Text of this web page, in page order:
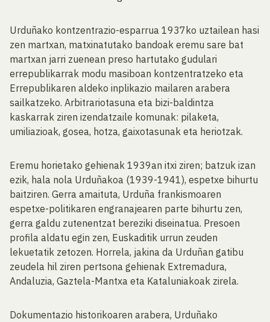
Urduñako kontzentrazio-esparrua 1937ko uztailean hasi
zen martxan, matxinatutako bandoak eremu sare bat
martxan jarri zuenean preso hartutako gudulari
errepublikarrak modu masiboan kontzentratzeko eta
Errepublikaren aldeko inplikazio mailaren arabera
sailkatzeko. Arbitrariotasuna eta bizi-baldintza
kaskarrak ziren izendatzaile komunak: pilaketa,
umiliazioak, gosea, hotza, gaixotasunak eta heriotzak.
Eremu horietako gehienak 1939an itxi ziren; batzuk izan
ezik, hala nola Urduñakoa (1939-1941), espetxe bihurtu
baitziren. Gerra amaituta, Urduña frankismoaren
espetxe-politikaren engranajearen parte bihurtu zen,
gerra galdu zutenentzat bereziki diseinatua. Presoen
profila aldatu egin zen, Euskaditik urrun zeuden
lekuetatik zetozen. Horrela, jakina da Urduñan gatibu
zeudela hil ziren pertsona gehienak Extremadura,
Andaluzia, Gaztela-Mantxa eta Kataluniakoak zirela.
Dokumentazio historikoaren arabera, Urduñako